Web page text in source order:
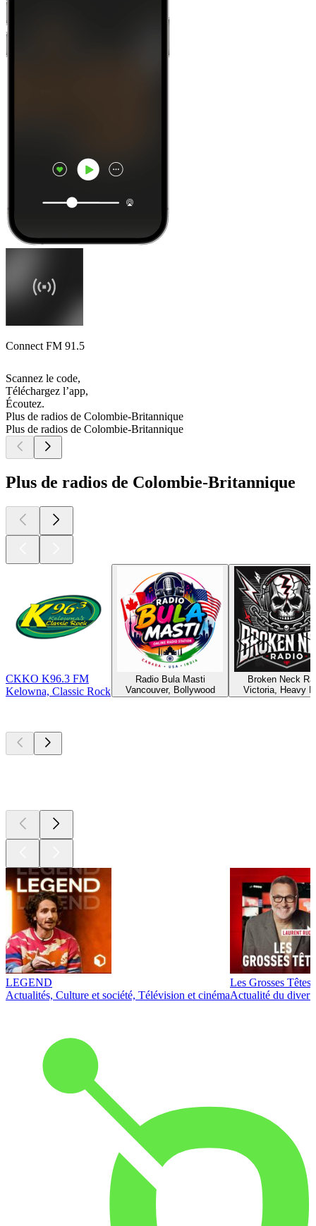
Connect FM 91.5
Scannez le code,
Téléchargez l’app,
Écoutez.
Plus de radios de Colombie-Britannique
Plus de radios de Colombie-Britannique
Plus de radios de Colombie-Britannique
CKKO K96.3 FM
Kelowna, Classic Rock
Radio Bula Masti
Vancouver, Bollywood
Broken Neck
Victoria, Heavy
LEGEND
Actualités, Culture et société, Télévision et cinéma
Les Grosses Têtes
Actualité du